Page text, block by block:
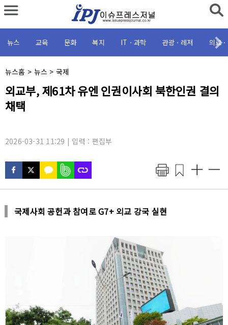
뉴스 교육 문화 복지 ITㆍ과학 관광ㆍ레저 의료
채
명
뉴스홈 > 뉴스 >국제
기
사
제
외교부, 제61차 유엔 인권이사회 북한인권 결의
채택
2026-03-31 11:29 | 입력 : 편집부
국제사회 공헌과 참여로 G7+ 외교 강국 실현